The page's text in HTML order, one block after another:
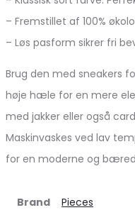
– Fremstillet af 100%
– Løs pasform sikrer fri
Brug den med sneakers
høje hæle for en mere
med jakker eller også
Maskinvaskes ved lav
for en moderne og
Brand Pieces